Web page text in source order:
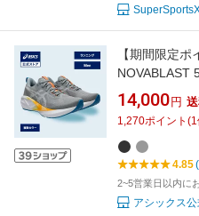
【期間限定
NOVABLAST
ランニングシ
WIDE｜スポ
グ 運動靴 グ
14,000 円
1,270ポイント (1
4.85
2~5営業日以内に
アシックス